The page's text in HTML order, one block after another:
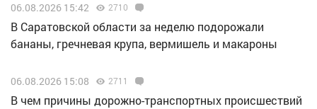
06.08.2026 15:42 2710
В Саратовской области за неделю подорожали
бананы, гречневая крупа, вермишель и макароны
06.08.2026 15:08 2711
В чем причины дорожно-транспортных происшествий